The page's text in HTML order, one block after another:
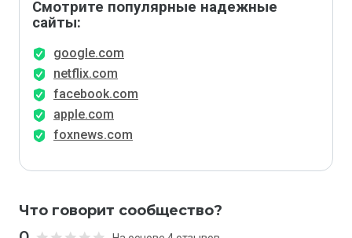
Смотрите популярные надежные
сайты:
google.com
netflix.com
facebook.com
apple.com
foxnews.com
Что говорит сообщество?